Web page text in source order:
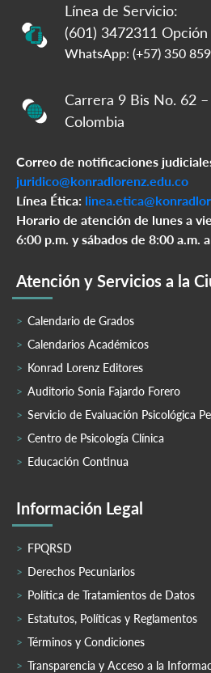
Línea de Servicio:
(601) 3472311 Opción
WhatsApp: (+57) 350
Carrera 9 Bis No. 62
Colombia
Correo de notificaciones
juridico@konradlorenz.edu.co
Línea Ética:
Horario de atención de lunes a
6:00 p.m. y sábados de 8:00 a.m.
Atención y Servicios a la
Calendario de Grados
Calendarios Académicos
Konrad Lorenz Editores
Auditorio Sonia Fajardo Forero
Servicio de Evaluación Psicológica
Centro de Psicología Clínica
Educación Continua
Información Legal
FPQRSD
Derechos Pecuniarios
Política de Tratamientos de Datos
Estatutos, Políticas y Reglamentos
Términos y Condiciones
Transparencia y Acceso a la